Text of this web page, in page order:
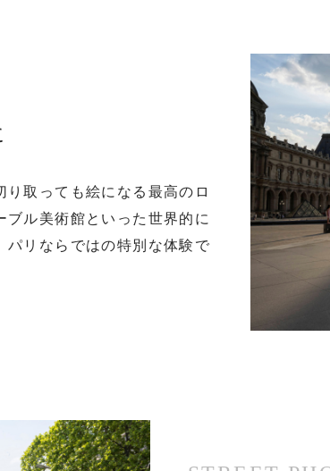
取っても絵になる最高のロ
ル美術館といった世界的に
パリならではの特別な体験で